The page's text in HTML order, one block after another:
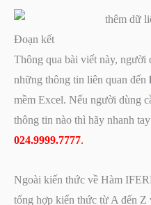
Đoạn kết
Thông qua bài viết này, người
những thông tin liên quan đến
mềm Excel. Nếu người dùng
thông tin nào thì hãy nhanh
024.9999.7777.
Ngoài kiến thức về Hàm
tổng hợp kiến thức từ A đến Z